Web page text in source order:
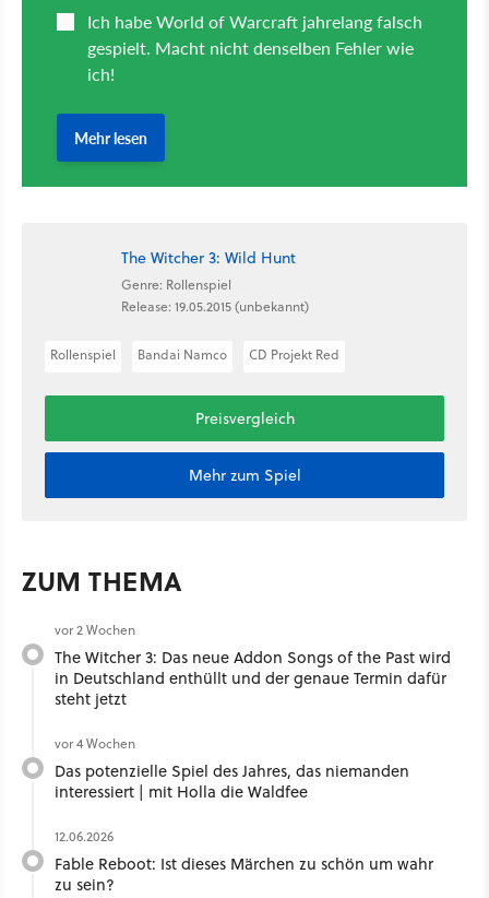
The Witcher 3: Wild Hunt
Genre: Rollenspiel
Release: 19.05.2015 (unbekannt)
Rollenspiel Bandai Namco CD Projekt Red
Preisvergleich
Mehr zum Spiel
ZUM THEMA
vor 2 Wochen
The Witcher 3: Das neue Addon Songs of the Past wird
in Deutschland enthüllt und der genaue Termin dafür
steht jetzt
vor 4 Wochen
Das potenzielle Spiel des Jahres, das niemanden
interessiert | mit Holla die Waldfee ​
12.06.2026
Fable Reboot: Ist dieses Märchen zu schön um wahr
zu sein?